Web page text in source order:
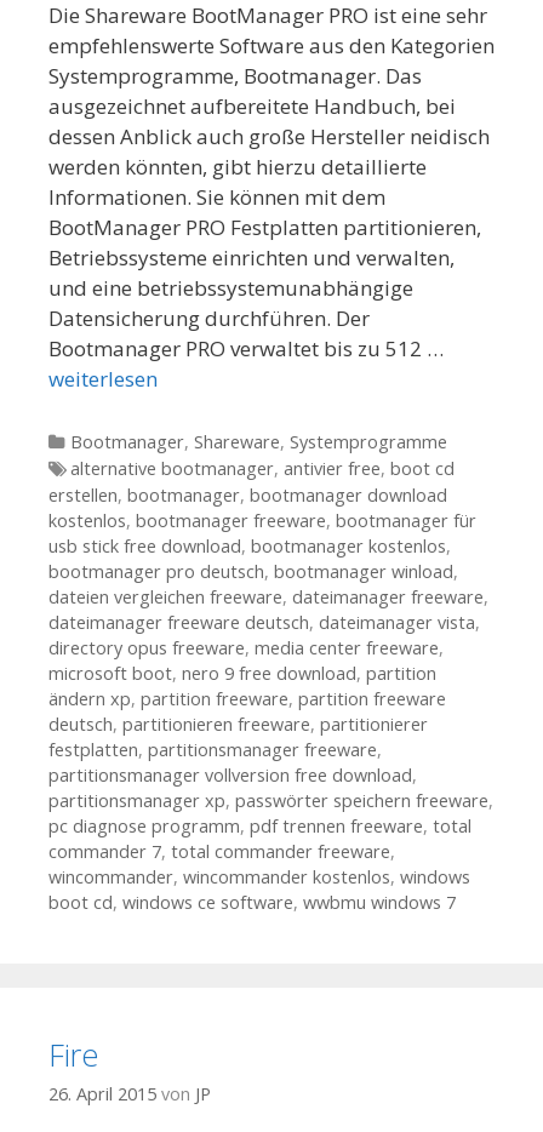
Die Shareware BootManager PRO ist eine sehr
empfehlenswerte Software aus den Kategorien
Systemprogramme, Bootmanager. Das
ausgezeichnet aufbereitete Handbuch, bei
dessen Anblick auch große Hersteller neidisch
werden könnten, gibt hierzu detaillierte
Informationen. Sie können mit dem
BootManager PRO Festplatten partitionieren,
Betriebssysteme einrichten und verwalten,
und eine betriebssystemunabhängige
Datensicherung durchführen. Der
Bootmanager PRO verwaltet bis zu 512 …
weiterlesen
Kategorien
Bootmanager, Shareware, Systemprogramme
Tags
alternative bootmanager, antivier free, boot cd
erstellen, bootmanager, bootmanager download
kostenlos, bootmanager freeware, bootmanager für
usb stick free download, bootmanager kostenlos,
bootmanager pro deutsch, bootmanager winload,
dateien vergleichen freeware, dateimanager freeware,
dateimanager freeware deutsch, dateimanager vista,
directory opus freeware, media center freeware,
microsoft boot, nero 9 free download, partition
ändern xp, partition freeware, partition freeware
deutsch, partitionieren freeware, partitionierer
festplatten, partitionsmanager freeware,
partitionsmanager vollversion free download,
partitionsmanager xp, passwörter speichern freeware,
pc diagnose programm, pdf trennen freeware, total
commander 7, total commander freeware,
wincommander, wincommander kostenlos, windows
boot cd, windows ce software, wwbmu windows 7
Fire
26. April 2015 von JP